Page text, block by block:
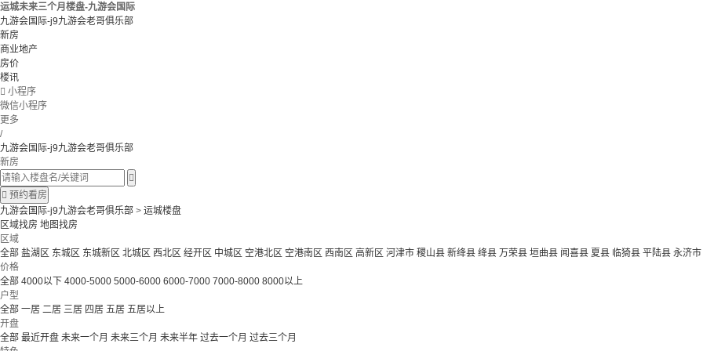
运城未来三个月楼盘-九游会国际
九游会国际-j9九游会老哥俱乐部
新房
商业地产
房价
楼讯
 小程序
微信小程序
更多
/
九游会国际-j9九游会老哥俱乐部
新房

 预约看房
九游会国际-j9九游会老哥俱乐部 > 运城楼盘
区域找房 地图找房
区域
全部 盐湖区 东城区 东城新区 北城区 西北区 经开区 中城区 空港北区 空港南区 西南区 高新区 河津市 稷山县 新绛县 绛县 万荣县 垣曲县 闻喜县 夏县 临猗县 平陆县 永济市
价格
全部 4000以下 4000-5000 5000-6000 6000-7000 7000-8000 8000以上
户型
全部 一居 二居 三居 四居 五居 五居以上
开盘
全部 最近开盘 未来一个月 未来三个月 未来半年 过去一个月 过去三个月